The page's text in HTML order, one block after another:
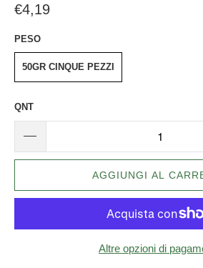
€4,19
PESO
50GR CINQUE PEZZI
QNT
AGGIUNGI AL
Altre opzioni di